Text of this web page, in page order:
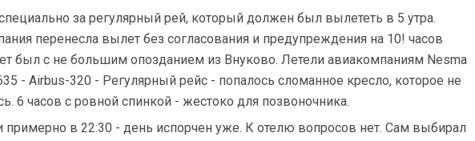
за регулярный рей, который должен был вылететь в 5 утра.
перенесла вылет без согласования и предупреждения на 10! часов
был с не большим опозданием из Внуково. Летели авиакомпаниям Nesma
- Airbus-320 - Регулярный рейс - попалось сломанное кресло, которое не
6 часов с ровной спинкой - жестоко для позвоночника.
примерно в 22:30 - день испорчен уже. К отелю вопросов нет. Сам выбирал